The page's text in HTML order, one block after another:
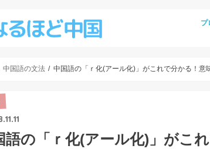
プ
中国語の文法 中国語の「ｒ化(アール化)」がこれで分かる！意
語の「ｒ化(アール化)」がこ